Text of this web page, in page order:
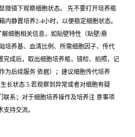
微镜下观察细胞状态。 先不要打开培养瓶
内静置培养2-4小时，以便稳定细胞状态。
细胞相关信息，如贴壁特性（贴壁/悬
培养基、血清比例、所需细胞因子、传代
完成后，取出细胞培养瓶，镜检、拍照，记
为后续服务 依据）；建议细胞传代培养
长状态 5.若观察到异常或者对细胞有疑
联系；对于细胞培养操作及培养注 意事项
支持交流。